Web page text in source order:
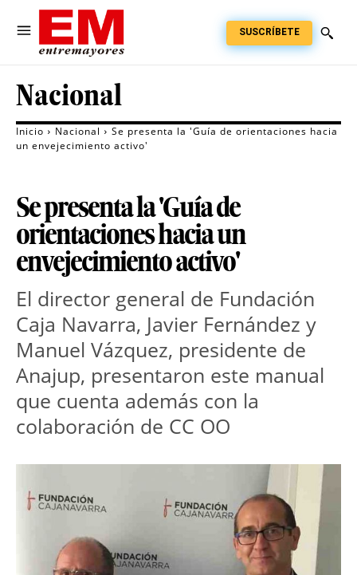
SUSCRÍBETE
Nacional
Inicio Nacional
Se presenta la 'Guía de orientaciones hacia
un envejecimiento activo'
Se presenta la 'Guía de
orientaciones hacia un
envejecimiento activo'
El director general de Fundación
Caja Navarra, Javier Fernández y
Manuel Vázquez, presidente de
Anajup, presentaron este manual
que cuenta además con la
colaboración de CC OO